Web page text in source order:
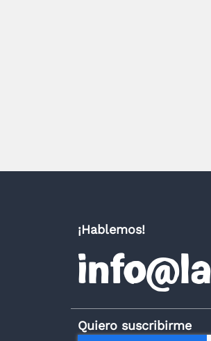
¡Hablemos!
Quiero suscribirme